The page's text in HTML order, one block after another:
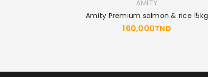
AMITY
Amity Premium salmon & rice 15kg
160,000TND